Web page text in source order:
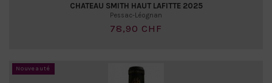
CHATEAU SMITH HAUT LAFITTE 2025
Pessac-Léognan
78,90 CHF
Nouveauté